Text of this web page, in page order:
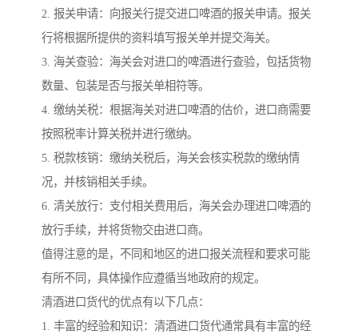
2. 报关申请：向报关行提交进口啤酒的报关申请。报关
行将根据所提供的资料填写报关单并提交海关。
3. 海关查验：海关会对进口的啤酒进行查验，包括货物
数量、包装是否与报关单相符等。
4. 缴纳关税：根据海关对进口啤酒的估价，进口商需要
按照税率计算关税并进行缴纳。
5. 税款核销：缴纳关税后，海关会核实税款的缴纳情
况，并核销相关手续。
6. 清关放行：支付相关费用后，海关会办理进口啤酒的
放行手续，并将货物交由进口商。
值得注意的是，不同和地区的进口报关流程和要求可能
有所不同，具体操作应遵循当地政府的规定。
清酒进口货代的优点有以下几点：
1. 丰富的经验和知识：清酒进口货代通常具有丰富的经